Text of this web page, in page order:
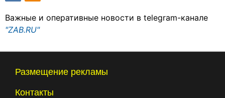
Важные и оперативные новости в telegram-канале
"ZAB.RU"
Размещение рекламы
Контакты